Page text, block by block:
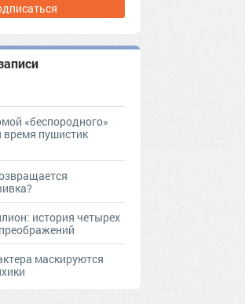
«беспородного»
время пушистик
история четырех
маскируются